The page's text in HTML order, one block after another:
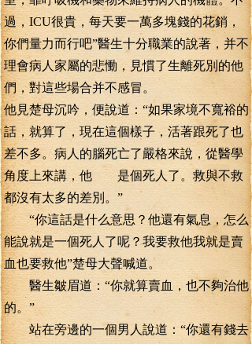
過，ICU很貴，每天要一萬多塊錢的花銷，
你們量力而行吧”醫生十分職業的說著，并不
理會病人家屬的悲慟，見慣了生離死別的他
們，對這些場合并不感冒。
他見楚母沉吟，便說道：“如果家境不寬裕的
話，就算了，現在這個樣子，活著跟死了也
差不多。病人的腦死亡了嚴格來說，從醫學
角度上來講，他 是個死人了。救與不救
都沒有太多的差別。”
“你這話是什么意思？他還有氣息，怎么
能說就是一個死人了呢？我要救他我就是賣
血也要救他”楚母大聲喊道。
醫生皺眉道：“你就算賣血，也不夠治他
的。”
站在旁邊的一個男人說道：“你還有錢去